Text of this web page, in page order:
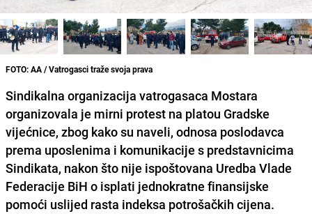
FOTO: AA / Vatrogasci traže svoja prava
Sindikalna organizacija vatrogasaca Mostara
organizovala je mirni protest na platou Gradske
vijećnice, zbog kako su naveli, odnosa poslodavca
prema uposlenima i komunikacije s predstavnicima
Sindikata, nakon što nije ispoštovana Uredba Vlade
Federacije BiH o isplati jednokratne finansijske
pomoći uslijed rasta indeksa potrošačkih cijena.